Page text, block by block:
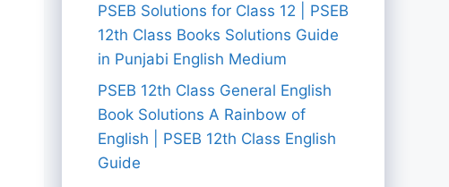
PSEB Solutions for Class 12 | PSEB
12th Class Books Solutions Guide
in Punjabi English Medium
PSEB 12th Class General English
Book Solutions A Rainbow of
English | PSEB 12th Class English
Guide